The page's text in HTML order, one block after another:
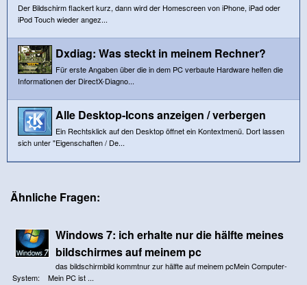
Der Bildschirm flackert kurz, dann wird der Homescreen von iPhone, iPad oder
iPod Touch wieder angez...
Dxdiag: Was steckt in meinem Rechner?
Für erste Angaben über die in dem PC verbaute Hardware helfen die
Informationen der DirectX-Diagno...
Alle Desktop-Icons anzeigen / verbergen
Ein Rechtsklick auf den Desktop öffnet ein Kontextmenü. Dort lassen
sich unter "Eigenschaften / De...
Ähnliche Fragen:
Windows 7: ich erhalte nur die hälfte meines
bildschirmes auf meinem pc
das bildschirmbild kommtnur zur hälfte auf meinem pcMein Computer-
System: Mein PC ist ...